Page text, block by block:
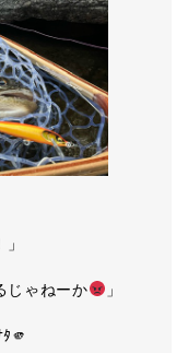
じゃねーか 」
🫵